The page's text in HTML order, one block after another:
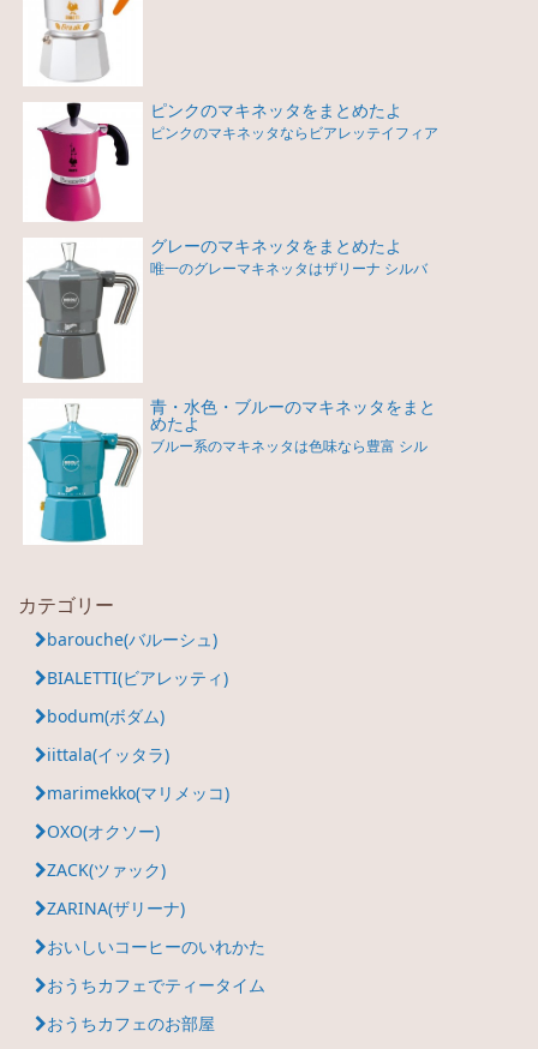
ピンクのマキネッタをまとめたよ
ピンクのマキネッタならビアレッテイフィア
グレーのマキネッタをまとめたよ
唯一のグレーマキネッタはザリーナ シルバ
青・水色・ブルーのマキネッタをまと
めたよ
ブルー系のマキネッタは色味なら豊富 シル
カテゴリー
barouche(バルーシュ)
BIALETTI(ビアレッティ)
bodum(ボダム)
iittala(イッタラ)
marimekko(マリメッコ)
OXO(オクソー)
ZACK(ツァック)
ZARINA(ザリーナ)
おいしいコーヒーのいれかた
おうちカフェでティータイム
おうちカフェのお部屋